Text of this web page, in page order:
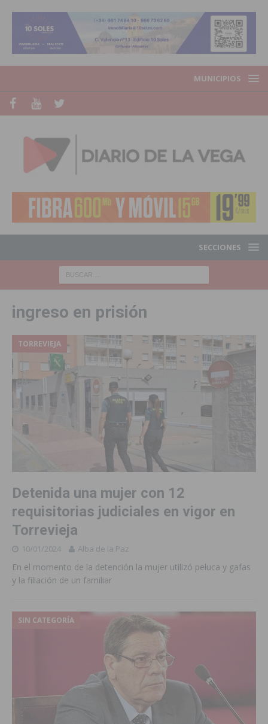
MUNICIPIOS
SECCIONES
ingreso en prisión
TORREVIEJA
Detenida una mujer con 12
requisitorias judiciales en vigor en
Torrevieja
10/01/2024 Alba de la Paz
En el momento de la detención la mujer utilizó peluca y gafas
y la filiación de un familiar
SIN CATEGORÍA